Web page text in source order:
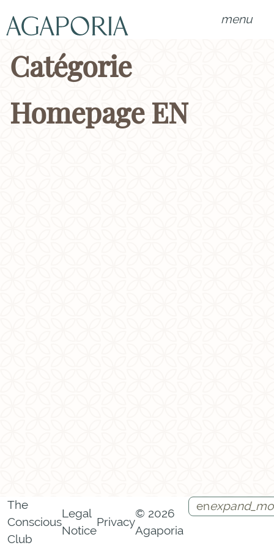
menu
Catégorie
Homepage EN
Instagram
Facebook
Call
Contact
The
Conscious
Club
Legal
Notice
Privacy
© 2026
Agaporia
en